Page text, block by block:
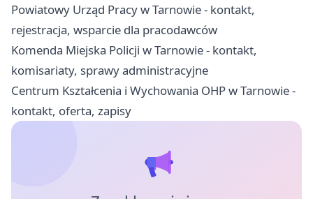
Powiatowy Urząd Pracy w Tarnowie - kontakt,
rejestracja, wsparcie dla pracodawców
Komenda Miejska Policji w Tarnowie - kontakt,
komisariaty, sprawy administracyjne
Centrum Kształcenia i Wychowania OHP w Tarnowie -
kontakt, oferta, zapisy